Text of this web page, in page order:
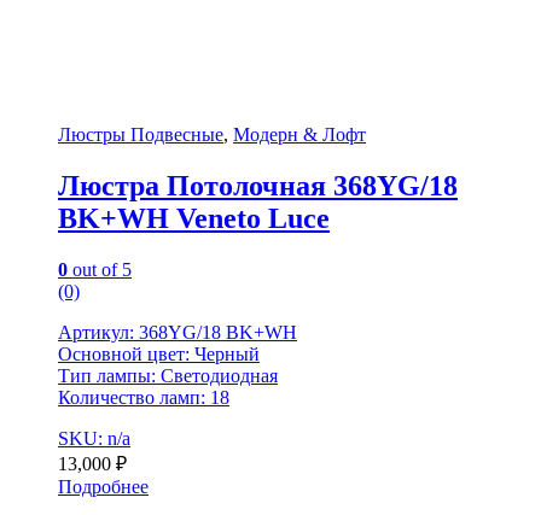
Люстры Подвесные, Модерн & Лофт
Люстра Потолочная 368YG/18
BK+WH Veneto Luce
0 out of 5
(0)
Артикул: 368YG/18 BK+WH
Основной цвет: Черный
Тип лампы: Светодиодная
Количество ламп: 18
SKU: n/a
13,000 ₽
Подробнее